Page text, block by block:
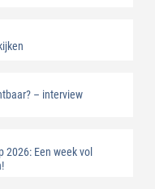
– interview
2026: Een week vol